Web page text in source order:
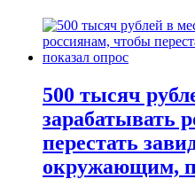
500 тысяч
зарабатывать
перестать
окружающим,